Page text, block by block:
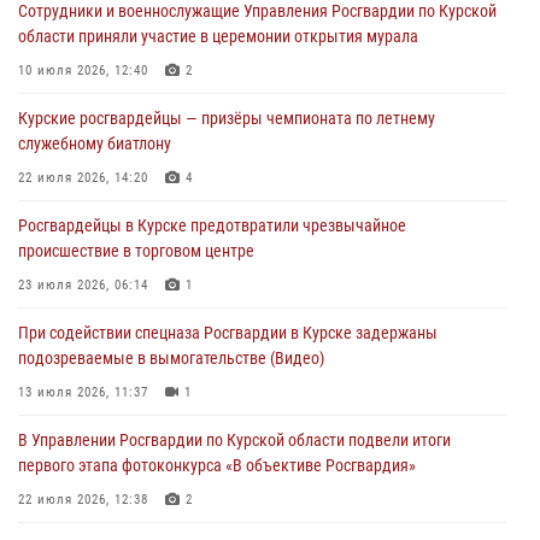
оздоровительных лагерях
05 августа 2026, 09:51
сбыта крупной партии наркотиков
04 августа 2026, 12:52
85 владельцев оружия
04 августа 2026, 07:00
297 выездов по сигналу «тревога»
03 августа 2026, 09:46
Сотрудники и военнослужащие Управления Росгвардии по Курской
области приняли участие в церемонии открытия мурала
10 июля 2026, 12:40 2
Курские росгвардейцы — призёры чемпионата по летнему
служебному биатлону
22 июля 2026, 14:20 4
Росгвардейцы в Курске предотвратили чрезвычайное
происшествие в торговом центре
23 июля 2026, 06:14 1
При содействии спецназа Росгвардии в Курске задержаны
подозреваемые в вымогательстве (Видео)
13 июля 2026, 11:37 1
В Управлении Росгвардии по Курской области подвели итоги
первого этапа фотоконкурса «В объективе Росгвардия»
22 июля 2026, 12:38 2